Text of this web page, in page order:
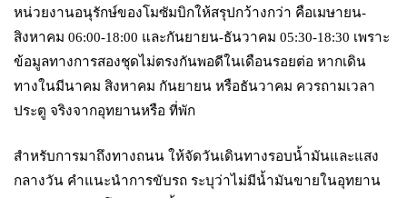
หน่วยงานอนุรักษ์ของโมซัมบิกให้สรุปกว้างกว่า คือเมษายน-
สิงหาคม 06:00-18:00 และกันยายน-ธันวาคม 05:30-18:30 เพราะ
ข้อมูลทางการสองชุดไม่ตรงกันพอดีในเดือนรอยต่อ หากเดิน
ทางในมีนาคม สิงหาคม กันยายน หรือธันวาคม ควรถามเวลา
ประตู จริงจากอุทยานหรือ ที่พัก
สำหรับการมาถึงทางถนน ให้จัดวันเดินทางรอบน้ำมันและแสง
กลางวัน คำแนะนำการขับรถ ระบุว่าไม่มีน้ำมันขายในอุทยาน